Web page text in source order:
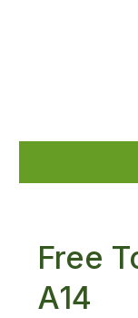
Free
A14